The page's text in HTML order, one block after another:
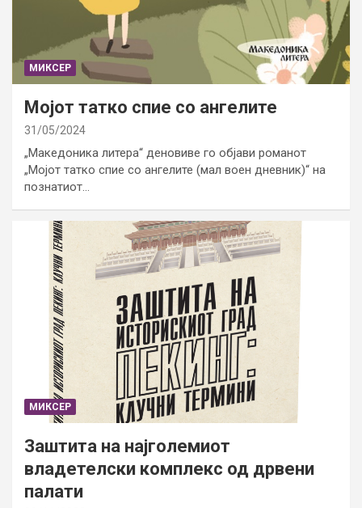
МИКСЕР
Мојот татко спие со ангелите
31/05/2024
„Македоника литера“ деновиве го објави романот
„Мојот татко спие со ангелите (мал воен дневник)“ на
познатиот…
МИКСЕР
Заштита на најголемиот
владетелски комплекс од дрвени
палати